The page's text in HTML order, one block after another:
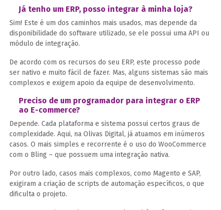
Já tenho um ERP, posso integrar à minha loja?
Sim! Este é um dos caminhos mais usados, mas depende da
disponibilidade do software utilizado, se ele possui uma API ou
módulo de integração.
De acordo com os recursos do seu ERP, este processo pode
ser nativo e muito fácil de fazer. Mas, alguns sistemas são mais
complexos e exigem apoio da equipe de desenvolvimento.
Preciso de um programador para integrar o ERP
ao E-commerce?
Depende. Cada plataforma e sistema possui certos graus de
complexidade. Aqui, na Olivas Digital, já atuamos em inúmeros
casos. O mais simples e recorrente é o uso do WooCommerce
com o Bling – que possuem uma integração nativa.
Por outro lado, casos mais complexos, como Magento e SAP,
exigiram a criação de scripts de automação específicos, o que
dificulta o projeto.